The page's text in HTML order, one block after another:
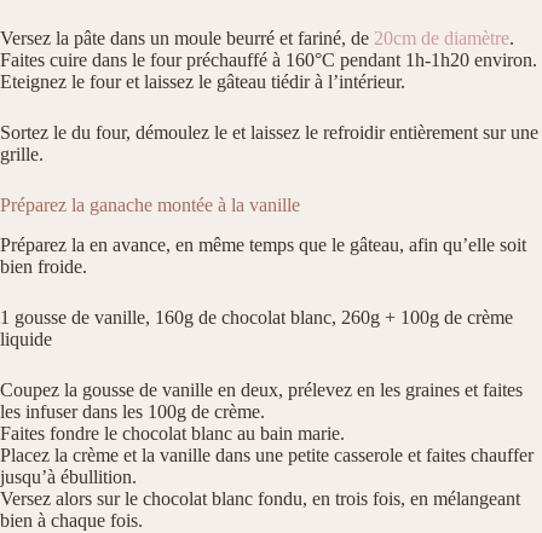
Versez la pâte dans un moule beurré et fariné, de 20cm de diamètre.
Faites cuire dans le four préchauffé à 160°C pendant 1h-1h20 environ.
Eteignez le four et laissez le gâteau tiédir à l’intérieur.
Sortez le du four, démoulez le et laissez le refroidir entièrement sur une
grille.
Préparez la ganache montée à la vanille
Préparez la en avance, en même temps que le gâteau, afin qu’elle soit
bien froide.
1 gousse de vanille, 160g de chocolat blanc, 260g + 100g de crème
liquide
Coupez la gousse de vanille en deux, prélevez en les graines et faites
les infuser dans les 100g de crème.
Faites fondre le chocolat blanc au bain marie.
Placez la crème et la vanille dans une petite casserole et faites chauffer
jusqu’à ébullition.
Versez alors sur le chocolat blanc fondu, en trois fois, en mélangeant
bien à chaque fois.